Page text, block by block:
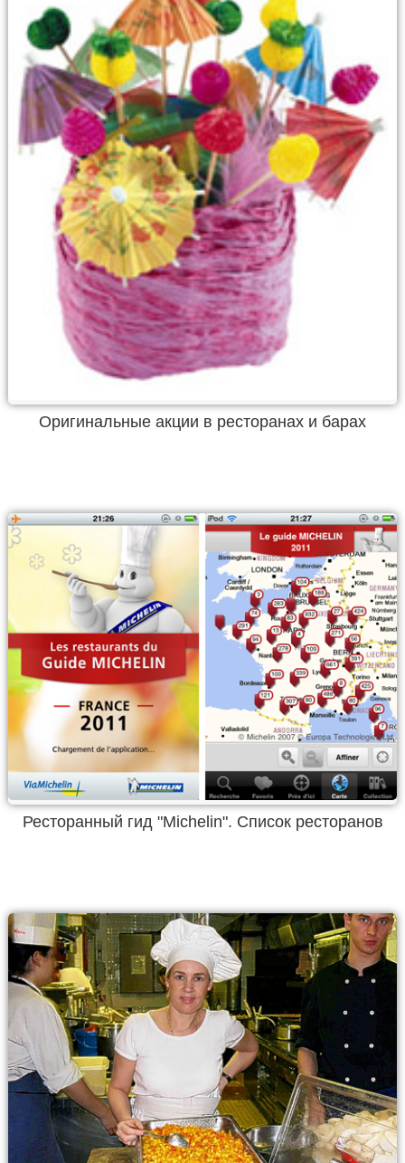
Оригинальные акции в ресторанах и барах
Ресторанный гид "Michelin". Список ресторанов